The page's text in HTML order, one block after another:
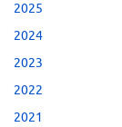
2025
2024
2023
2022
2021